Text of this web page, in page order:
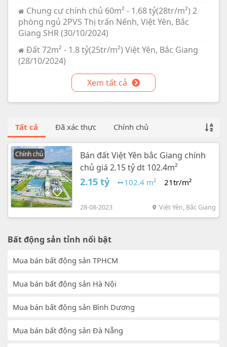
Chung cư chính chủ 60m² - 1.68 tỷ(28tr/m²) 2
phòng ngủ 2PVS Thị trấn Nếnh, Việt Yên, Bắc
Giang SHR (30/10/2024)
Đất 72m² - 1.8 tỷ(25tr/m²) Việt Yên, Bắc Giang
(28/10/2024)
Xem tất cả
Tất cả Đã xác thực Chính chủ
Chính chủ
Bán đất Việt Yên bắc Giang chính
chủ giá 2.15 tỷ dt 102.4m²
2.15 tỷ 102.4 m² 21tr/m²
28-08-2023 Việt Yên, Bắc Giang
Bất động sản tỉnh nổi bật
Mua bán bất động sản TPHCM
Mua bán bất động sản Hà Nội
Mua bán bất động sản Bình Dương
Mua bán bất động sản Đà Nẵng